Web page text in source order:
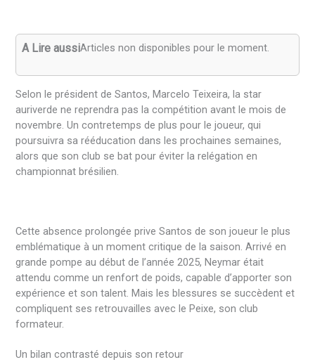
A Lire aussiArticles non disponibles pour le moment.
Selon le président de Santos, Marcelo Teixeira, la star
auriverde ne reprendra pas la compétition avant le mois de
novembre. Un contretemps de plus pour le joueur, qui
poursuivra sa rééducation dans les prochaines semaines,
alors que son club se bat pour éviter la relégation en
championnat brésilien.
Cette absence prolongée prive Santos de son joueur le plus
emblématique à un moment critique de la saison. Arrivé en
grande pompe au début de l’année 2025, Neymar était
attendu comme un renfort de poids, capable d’apporter son
expérience et son talent. Mais les blessures se succèdent et
compliquent ses retrouvailles avec le Peixe, son club
formateur.
Un bilan contrasté depuis son retour